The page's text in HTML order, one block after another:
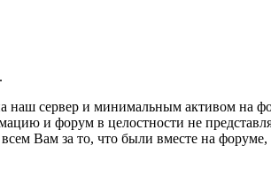
наш сервер и минимальным активом на
и форум в целостности не
Вам за то, что были вместе на